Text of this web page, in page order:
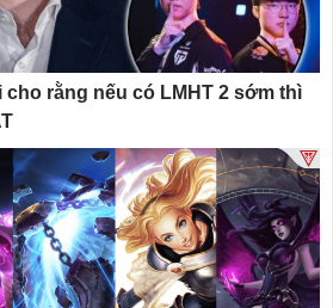
cho rằng nếu có LMHT 2 sớm thì